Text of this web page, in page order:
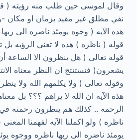
وقال لموسى حين طلب منه رؤيته (
نفي مطلق غير مقيد بزمان او مكان
هذه الآيه ( وجوه يومئذ ناضره الى
قوله ( ناظره ) هذه لا تعني الرؤيه بل
قوله تعالى ( هل ينظرون الا الساعة
يشعرون( فنستنتج ان النظر معناه
وقوله تعالى ( ولا يكلمهم الله ولا
هذه الآيه ان الله لا يراهم ؟؟؟ بل
الرحمه .. كذلك هم ينظرون رحمته في
ناظره ) ولو اكملنا الآيه لفهمنا
يومئذ ناضره الى ربها ناظره ووجوه